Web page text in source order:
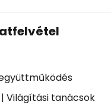
| Világítási tanácsok